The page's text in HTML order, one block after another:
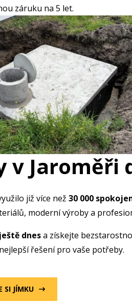
záruku na 5 let.
v Jaroměři
již více než 30 000
moderní výroby a
dnesa získejte
řešení pro vaše potřeby.
SI JÍMKU